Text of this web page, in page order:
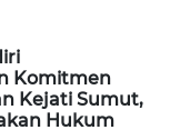
Komitmen
Kejati Sumut,
Hukum